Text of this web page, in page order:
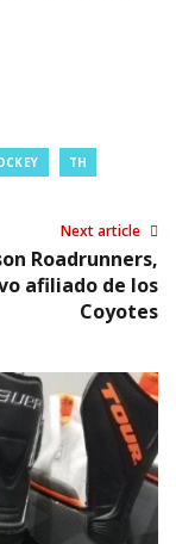
TH
Next article
Roadrunners,
afiliado de los
Coyotes